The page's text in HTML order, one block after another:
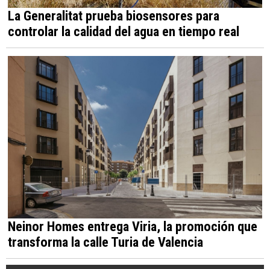
La Generalitat prueba biosensores para
controlar la calidad del agua en tiempo real
Neinor Homes entrega Viria, la promoción que
transforma la calle Turia de Valencia